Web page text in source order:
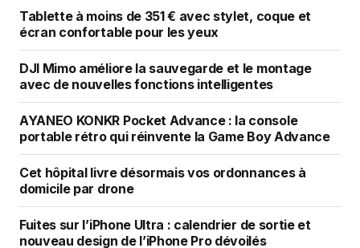
Tablette à moins de 351 € avec stylet, coque et
écran confortable pour les yeux
DJI Mimo améliore la sauvegarde et le montage
avec de nouvelles fonctions intelligentes
AYANEO KONKR Pocket Advance : la console
portable rétro qui réinvente la Game Boy Advance
Cet hôpital livre désormais vos ordonnances à
domicile par drone
Fuites sur l’iPhone Ultra : calendrier de sortie et
nouveau design de l’iPhone Pro dévoilés